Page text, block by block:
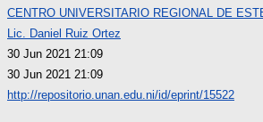
CENTRO UNIVERSITARIO REGIONAL DE
Lic. Daniel Ruiz Ortez
30 Jun 2021 21:09
30 Jun 2021 21:09
http://repositorio.unan.edu.ni/id/eprint/15522